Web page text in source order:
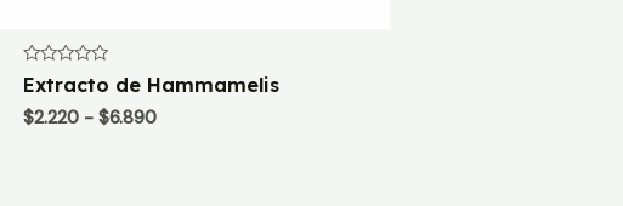
Valorado
con
0
de
Extracto de Hammamelis
$2.220 - $6.890Rango